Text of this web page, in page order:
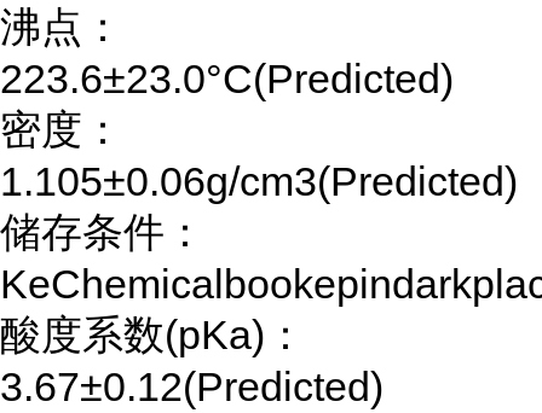
沸点：
223.6±23.0°C(Predicted)
密度：
1.105±0.06g/cm3(Predicted)
储存条件：
酸度系数(pKa)：
3.67±0.12(Predicted)